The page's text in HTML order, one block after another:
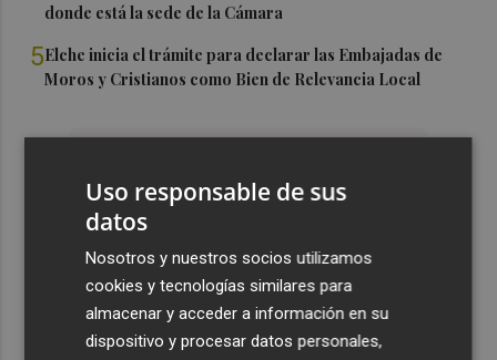
donde está la sede de la Cámara
5Elche inicia el trámite para declarar las Embajadas de
Moros y Cristianos como Bien de Relevancia Local
Uso responsable de sus
datos
Nosotros y nuestros socios utilizamos
cookies y tecnologías similares para
almacenar y acceder a información en su
dispositivo y procesar datos personales,